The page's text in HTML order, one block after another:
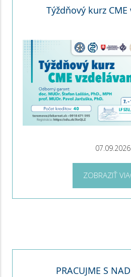
Týždňový kurz
07.09.2026
ZOBRAZIŤ
PRACUJME S